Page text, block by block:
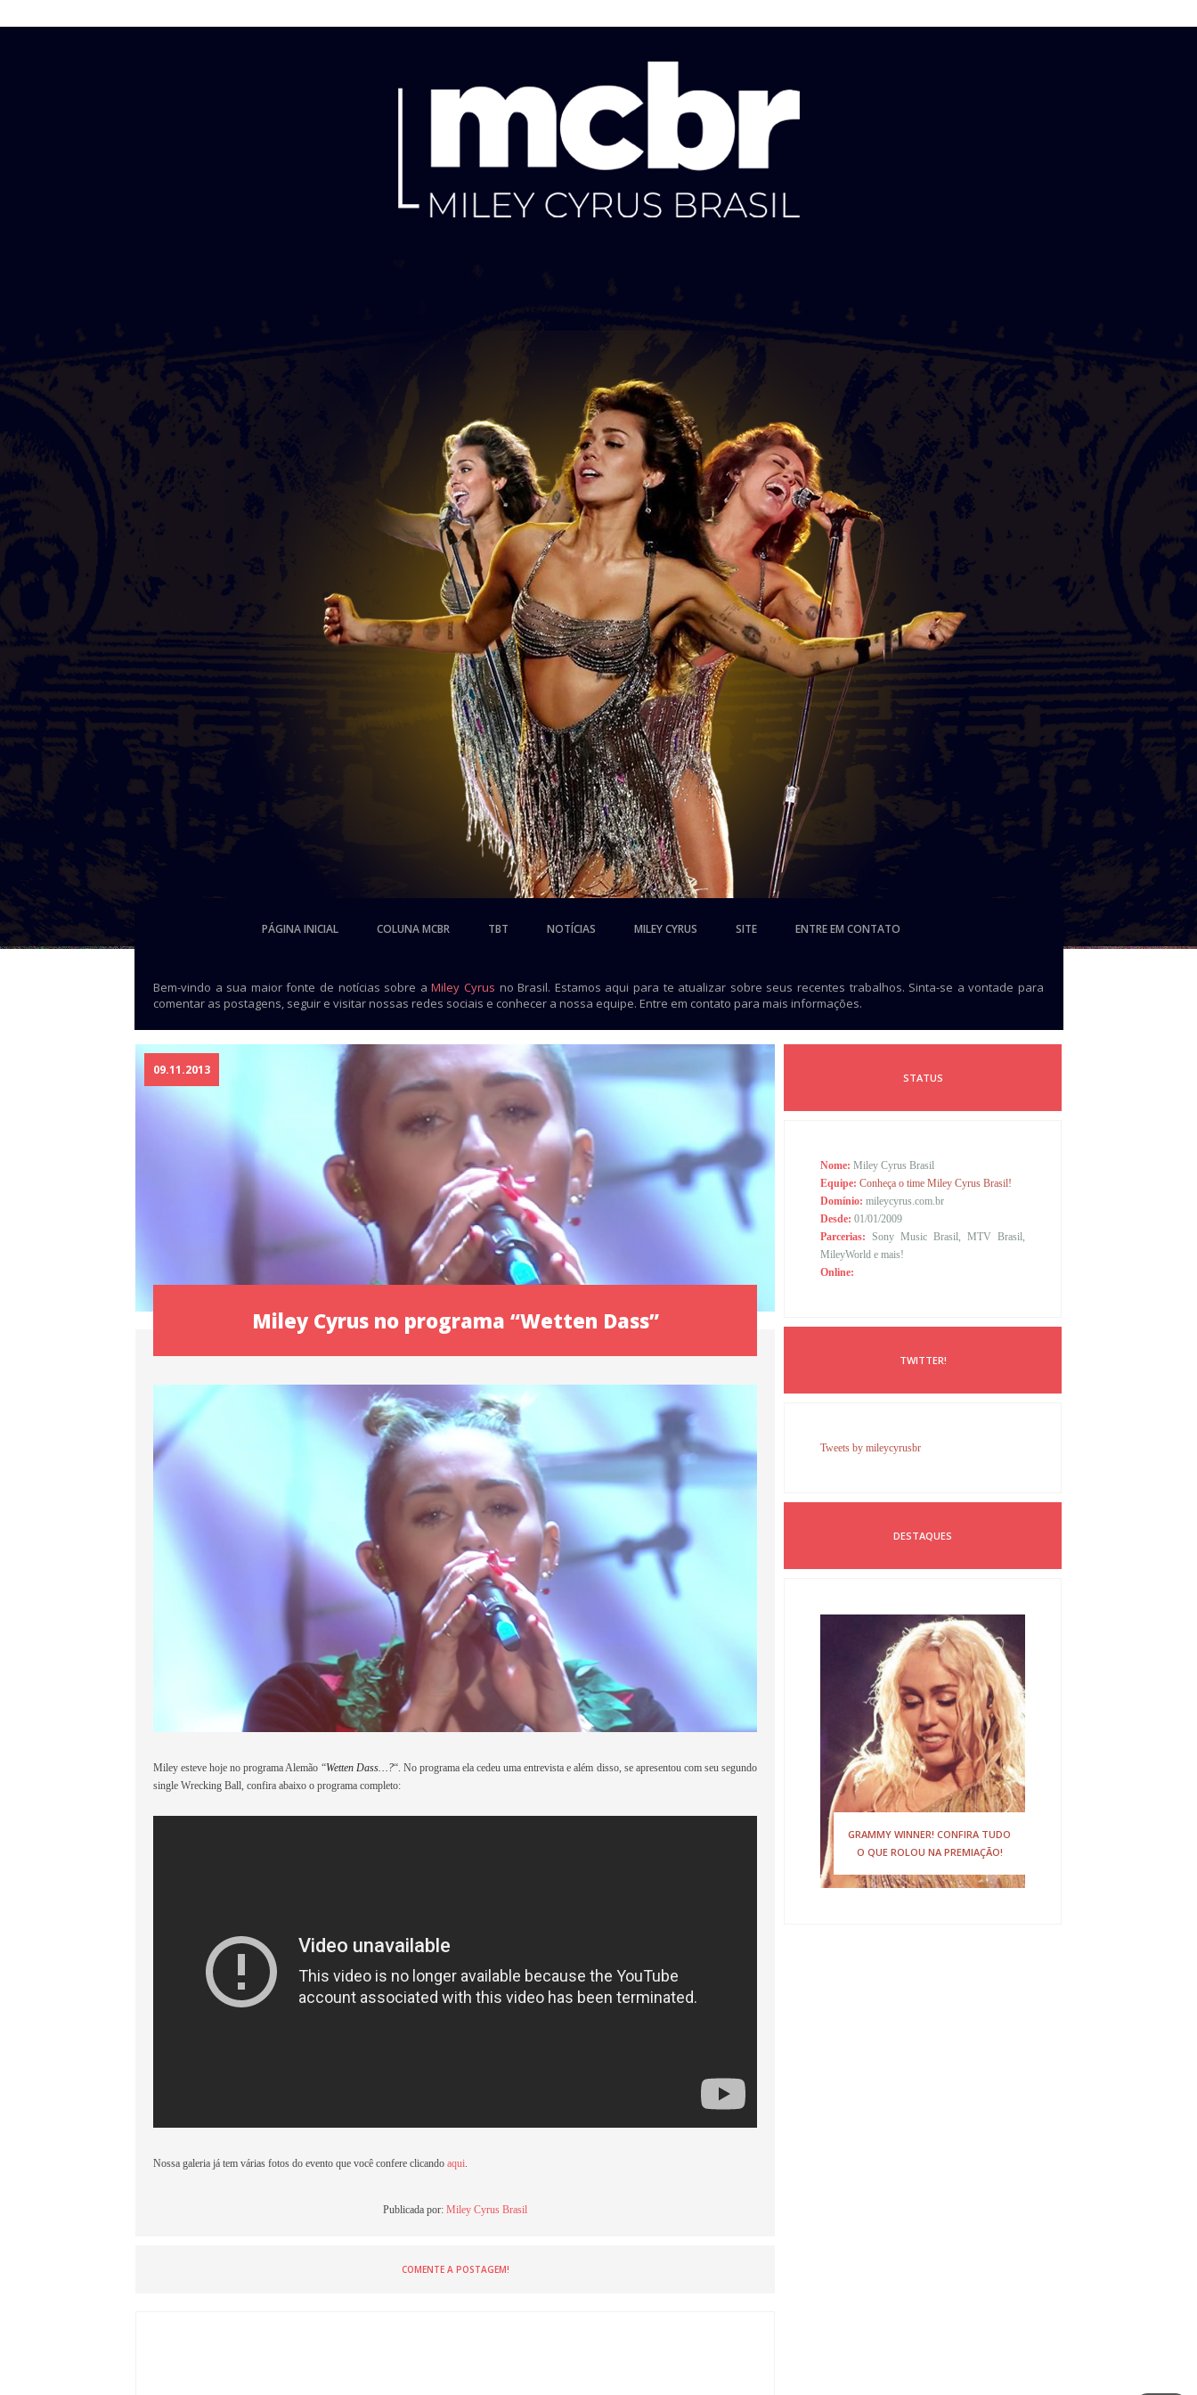
PÁGINA INICIAL COLUNA MCBR TBT NOTÍCIAS MILEY CYRUS SITE ENTRE EM CONTATO
Bem-vindo a sua maior fonte de notícias sobre aMiley Cyrus no Brasil. Estamos aqui para te atualizar sobre seus recentes trabalhos. Sinta-se a vontade para
comentar as postagens, seguir e visitar nossas redes sociais e conhecer a nossa equipe. Entre em contato para mais informações.
09.11.2013
Miley Cyrus no programa “Wetten Dass”
Miley esteve hoje no programa Alemão “Wetten Dass…?“. No programa ela cedeu uma entrevista e além disso, se apresentou com seu segundo
single Wrecking Ball, confira abaixo o programa completo:
Nossa galeria já tem várias fotos do evento que você confere clicando aqui
Publicada por: Miley Cyrus Brasil
COMENTE A POSTAGEM!
STATUS
Nome: Miley Cyrus Brasil
Equipe: Conheça o time Miley Cyrus Brasil!
Domínio: mileycyrus.com.br
Desde: 01/01/2009
Parcerias: Sony Music Brasil, MTV Brasil,
MileyWorld e mais!
Online:
TWITTER!
Tweets by mileycyrusbr
DESTAQUES
GRAMMY WINNER! CONFIRA TUDO
O QUE ROLOU NA PREMIAÇÃO!